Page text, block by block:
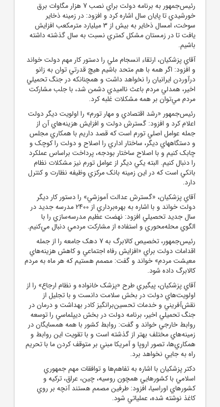
رئيس‌جمهور به برنامه دولت براي نصب 7 هزار مگاوات برق
خورشيدي تا پايان سال اشاره کرد و افزود: در زمينه ذخاير
سوخت، امسال ذخاير به بيش از 3 ميليارد مترمکعب افزايش
يافت تا در زمستان مشکل کمتري نسبت به سال گذشته داشته
باشيم.
آقاي پزشکيان، ارتقاء انسجام ملي را دستور کار مهم دولت خواند
و افزود: اگر همه با هم متحد باشيم هيچ قدرتي توان به زانو
درآوردن ايرانيان را نخواهد داشت و همچنانکه در جنگ تحميلي
اخير، همدلي مردم باعث نااميدي دشمن شد، با جلب مشارکت
مردم مي‌توان بر همه مشکلات غلبه کرد.
رئيس‌جمهور «رشد اقتصادي و مهار تورم» را اولويت ديگر دولت
اعلام کرد و افزود: گسترش دولت و افزايش هزينه‌هاي آن از
جمله عوامل اصلي تورم است که قصد داريم با همکاري مجلس
و دستگاههاي ديگر، ساختار اداري را اصلاح و دولت را کوچک و
چابک کنيم و با اصلاح ساختار بودجه، پرداخت براساس عملکرد
را دنبال کنيم. البته يکي ديگر از عوامل تورم نيز مشکلات نظام
بانکي است که در اين زمينه بانک مرکزي وظيفه نظارت و کنترل
دارد.
آقاي پزشکيان، «گسترش عدالت آموزشي» را دستور کار ديگر
دولت خواند و با اشاره به بهره‌برداري از 2400 مدرسه جديد در
سال جديد تحصيلي افزود: نهضت عظيم مدرسه‌سازي را با
الگوي محله‌محوري و استفاده از مشارکت مردمي دنبال مي‌کنيم.
رئيس‌جمهور، تخصيص کالابرگ به 7 دهک جامعه را از جمله
اقدامات دولت براي «افزايش رفاه اجتماعي و کاهش هزينه‌هاي
معيشت مردم» خواند و گفت: مصمم هستيم که هر ماه به مردم
کالابرگ داده شود.
آقاي پزشکيان، پيگيري طرح «پزشک خانواده و نظام ارجاع» را از
اولويت‌هاي دولت در بخش سلامت دانست و با تجليل از
نقش‌آفريني و خدمات تحسين‌برانگيز کادر بهداشت و درمان در
جنگ تحميلي اخير، برنامه دولت در بخش ديپلماسي را توسعه
روابط خارجي خواند و گفت: روابط کشور با همه همسايگان در
زمينه‌هاي مختلف بهتر از گذشته است و با تقويت اين روابط و
همکاري‌ها، تصور اروپا و آمريکا مبني بر متوقف کردن ما با تحريم
راه به جايي نخواهد برد.
دکتر پزشکيان با اشاره به تفاهم‌ها و توافقات مهم جمهوري
اسلامي با کشورهايي همچون روسيه، چين، عراق، ترکيه و
کشورهاي اوراسيا، افزود: طرفين مصمم هستند آنچه بر روي
کاغذ نوشته شده، عملياتي شود.